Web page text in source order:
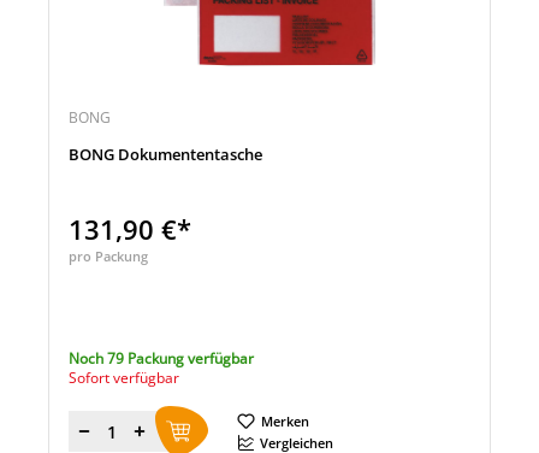
BONG
BONG Dokumententasche
131,90 €*
pro Packung
Noch 79 Packung verfügbar
Sofort verfügbar
Menge
Merken
Vergleichen